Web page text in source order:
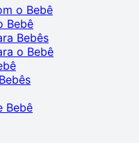
o Bebê
Bebê
Bebês
o Bebê
Bebê